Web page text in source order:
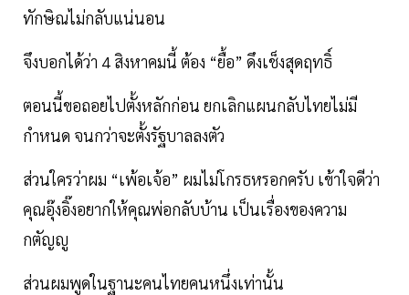
ทักษิณไม่กลับแน่นอน
จึงบอกได้ว่า 4 สิงหาคมนี้ ต้อง “ยื้อ” ดึงเช็งสุดฤทธิ์
ตอนนี้ขอถอยไปตั้งหลักก่อน ยกเลิกแผนกลับไทยไม่มี
กำหนด จนกว่าจะตั้งรัฐบาลลงตัว
ส่วนใครว่าผม “เพ้อเจ้อ” ผมไม่โกรธหรอกครับ เข้าใจดีว่า
คุณอุ๊งอิ๊งอยากให้คุณพ่อกลับบ้าน เป็นเรื่องของความ
กตัญญู
ส่วนผมพูดในฐานะคนไทยคนหนึ่งเท่านั้น